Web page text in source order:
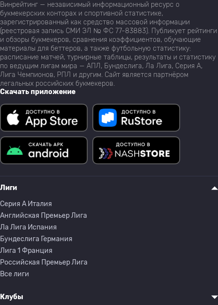
Винрейтинг — независимый информационный ресурс о
букмекерских конторах и спортивной статистике,
зарегистрированный как средство массовой информации
(реестровая запись СМИ ЭЛ № ФС 77-83883). Публикует рейтинги
и обзоры букмекеров, сравнения коэффициентов, обучающие
материалы для беттеров, а также футбольную статистику:
расписание матчей, турнирные таблицы, результаты и статистику
по ведущим лигам мира — АПЛ, Бундеслига, Ла Лига, Серия А,
Лига Чемпионов, РПЛ и другим. Сайт является партнёром
легальных российских букмекеров.
Скачать приложение
Лиги
Серия A Италия
Английская Премьер Лига
Ла Лига Испания
Бундеслига Германия
Лига 1 Франция
Российская Премьер Лига
Все лиги
Клубы